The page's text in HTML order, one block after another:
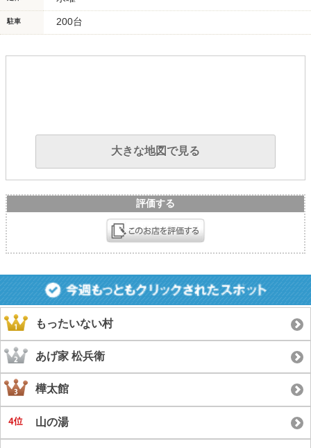
駐車 200台
大きな地図で見る
評価する
もったいない村
あげ家 松兵衛
樺太館
山の湯